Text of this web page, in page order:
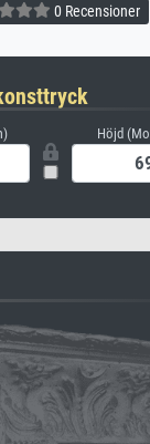
0 Recensioner
Höjd